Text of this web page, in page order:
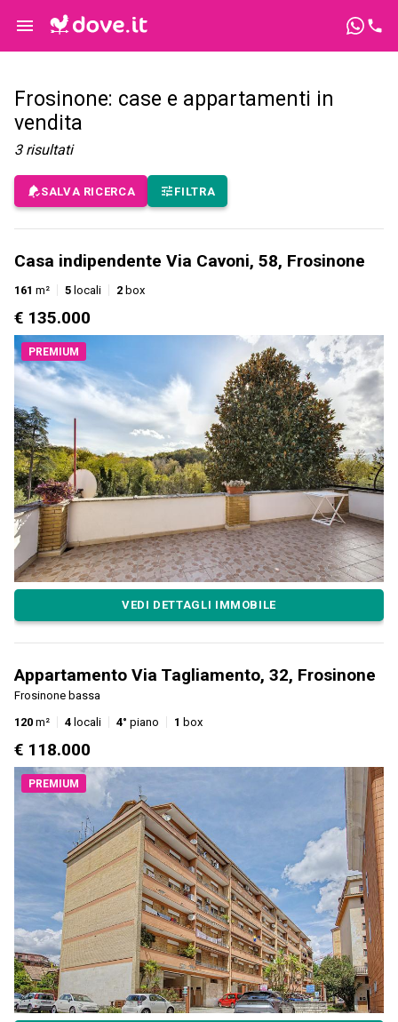
Frosinone: case e appartamenti in
vendita
3 risultati
SALVA RICERCA FILTRA
Casa indipendente Via Cavoni, 58, Frosinone
161 m² 5 locali 2 box
€ 135.000
PREMIUM
VEDI DETTAGLI IMMOBILE
Appartamento Via Tagliamento, 32, Frosinone
Frosinone bassa
120 m² 4 locali 4° piano 1 box
€ 118.000
PREMIUM